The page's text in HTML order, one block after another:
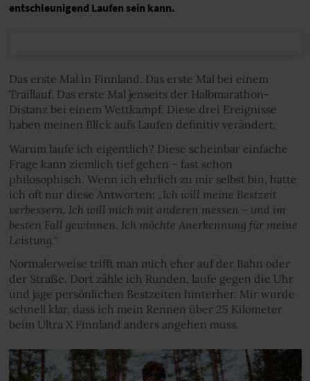
entschleunigend Laufen sein kann.
Das erste Mal in Finnland. Das erste Mal bei einem
Traillauf. Das erste Mal jenseits der Halbmarathon-
Distanz bei einem Wettkampf. Diese drei Ereignisse
haben meinen Blick aufs Laufen definitiv verändert.
Warum laufe ich eigentlich? Diese scheinbar einfache
Frage kann ziemlich tief gehen – fast schon
philosophisch. Wenn ich ehrlich zu mir selbst bin, hatte
ich oft nur diese Antworten:
„Ich will meine Bestzeit
verbessern. Ich will mich mit anderen messen – und im
besten Fall gewinnen. Ich möchte Anerkennung für meine
Leistung.“
Normalerweise trifft man mich eher auf der Bahn oder
der Straße. Dort zähle ich Runden, laufe gegen die Uhr
und jage persönlichen Bestzeiten hinterher. Mir wurde
schnell klar, dass ich mein Rennen über 25 Kilometer
beim Ultra X Finnland anders angehen muss.